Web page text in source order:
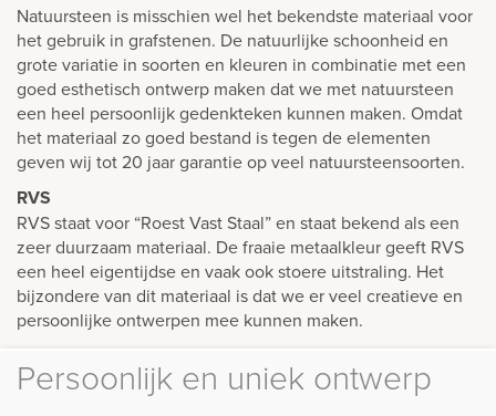
Natuursteen is misschien wel het bekendste materiaal voor
het gebruik in grafstenen. De natuurlijke schoonheid en
grote variatie in soorten en kleuren in combinatie met een
goed esthetisch ontwerp maken dat we met natuursteen
een heel persoonlijk gedenkteken kunnen maken. Omdat
het materiaal zo goed bestand is tegen de elementen
geven wij tot 20 jaar garantie op veel natuursteensoorten.
RVS
RVS staat voor “Roest Vast Staal” en staat bekend als een
zeer duurzaam materiaal. De fraaie metaalkleur geeft RVS
een heel eigentijdse en vaak ook stoere uitstraling. Het
bijzondere van dit materiaal is dat we er veel creatieve en
persoonlijke ontwerpen mee kunnen maken.
Persoonlijk en uniek ontwerp